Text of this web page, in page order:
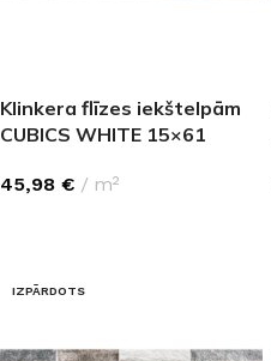
Klinkera flīzes iekštelpām
CUBICS WHITE 15×61
45,98 € m²
IZPĀRDOTS